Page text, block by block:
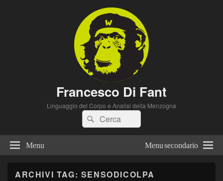
Francesco Di Fant
Linguaggio del Corpo e Analisi della Menzogna
Cerca:Cerca
Menu Menu secondario
ARCHIVI TAG: SENSODICOLPA